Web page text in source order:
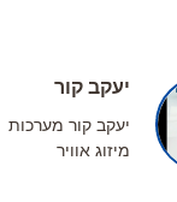
יעקב קור
יעקב קור מערכות
מיזוג אוויר